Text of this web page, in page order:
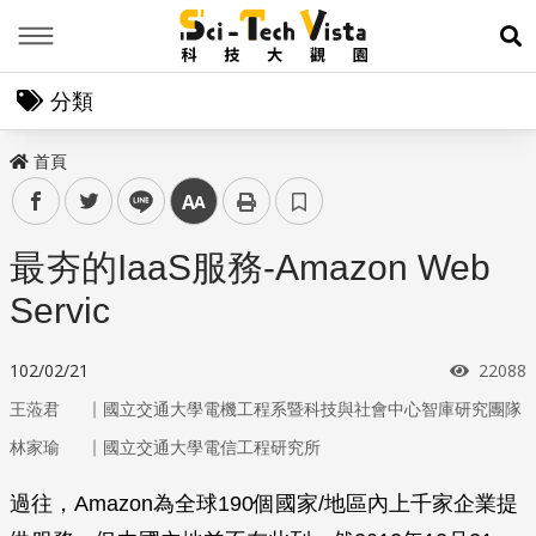
展
分類
首頁
facebooktwitter line 中
最夯的IaaS服務-Amazon Web
Servic
102/02/21 瀏覽次
22088
王蒞君 ｜ 國立交通大學電機工程系暨科技與社會中心智庫研究團隊
林家瑜
｜ 國立交通大學電信工程研究所
過往，Amazon為全球190個國家/地區內上千家企業提